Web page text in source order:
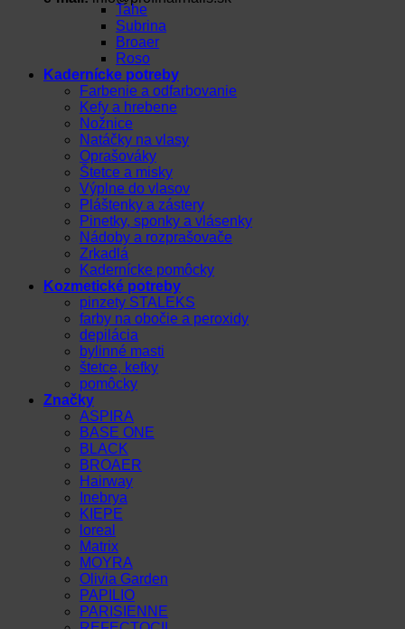
Tahe
Subrina
Broaer
Roso
Kadernícke potreby
Farbenie a odfarbovanie
Kefy a hrebene
Nožnice
Natáčky na vlasy
Oprašováky
Štetce a misky
Výplne do vlasov
Pláštenky a zástery
Pinetky, sponky a vlásenky
Nádoby a rozprašovače
Zrkadlá
Kadernícke pomôcky
Kozmetické potreby
pinzety STALEKS
farby na obočie a peroxidy
depilácia
bylinné masti
štetce, kefky
pomôcky
Značky
ASPIRA
BASE ONE
BLACK
BROAER
Hairway
Inebrya
KIEPE
loreal
Matrix
MOYRA
Olivia Garden
PAPILIO
PARISIENNE